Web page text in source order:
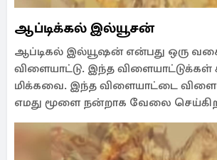
ஆப்டிக்கல் இல்யூசன்
ஆப்டிகல் இல்யூஷன் என்பது ஒரு
விளையாட்டு. இந்த விளையாட்டுக்கள்
மிக்கவை. இந்த விளையாட்டை
எமது மூளை நன்றாக வேலை